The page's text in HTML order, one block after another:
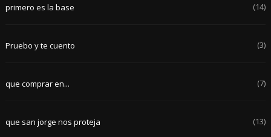
primero es la base (14)
Pruebo y te cuento (3)
que comprar en... (7)
que san jorge nos proteja (13)